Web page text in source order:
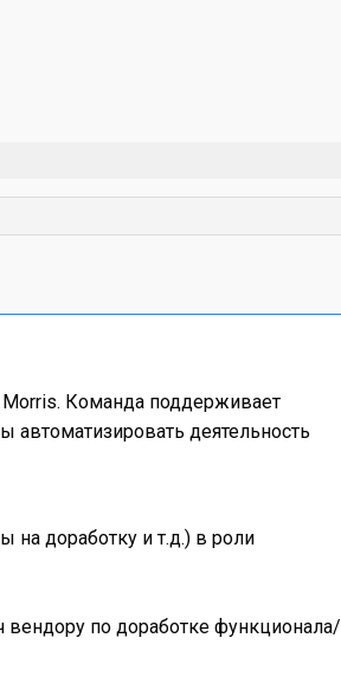
Команда поддерживает
автоматизировать деятельность
на доработку и т.д.) в роли
вендору по доработке функционала/